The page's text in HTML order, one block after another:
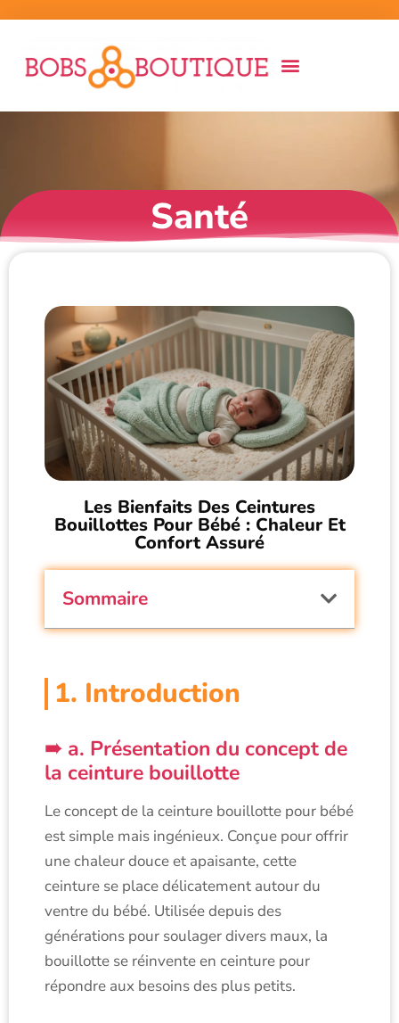
Santé
Les Bienfaits Des Ceintures
Bouillottes Pour Bébé : Chaleur Et
Confort Assuré
Sommaire
1. Introduction
a. Présentation du concept de
la ceinture bouillotte
Le concept de la ceinture bouillotte pour bébé
est simple mais ingénieux. Conçue pour offrir
une chaleur douce et apaisante, cette
ceinture se place délicatement autour du
ventre du bébé. Utilisée depuis des
générations pour soulager divers maux, la
bouillotte se réinvente en ceinture pour
répondre aux besoins des plus petits.